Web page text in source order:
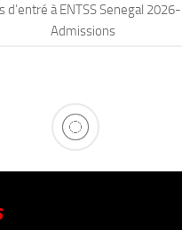
d’entré à ENTSS Senegal
Admissions